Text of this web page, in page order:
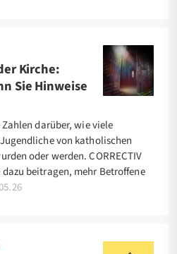
Kirche:
Sie Hinweise
darüber, wie viele
von katholischen
oder werden. CORRECTIV
beitragen, mehr Betroffene